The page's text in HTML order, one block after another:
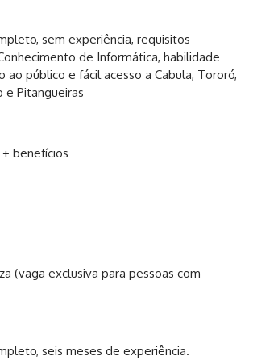
sem experiência, requisitos
de Informática, habilidade
ao público e fácil acesso a Cabula, Tororó,
e Pitangueiras
+ benefícios
(vaga exclusiva para pessoas com
seis meses de experiência.